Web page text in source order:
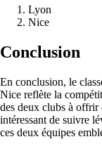
Lyon
Nice
Conclusion
En conclusion, le
Nice reflète la
des deux clubs à offrir
intéressant de suivre
ces deux équipes